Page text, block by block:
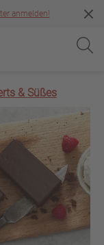
anmelden!
& Süßes